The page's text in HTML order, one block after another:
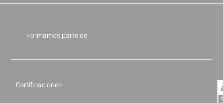
Formamos parte de:
Certificaciones: